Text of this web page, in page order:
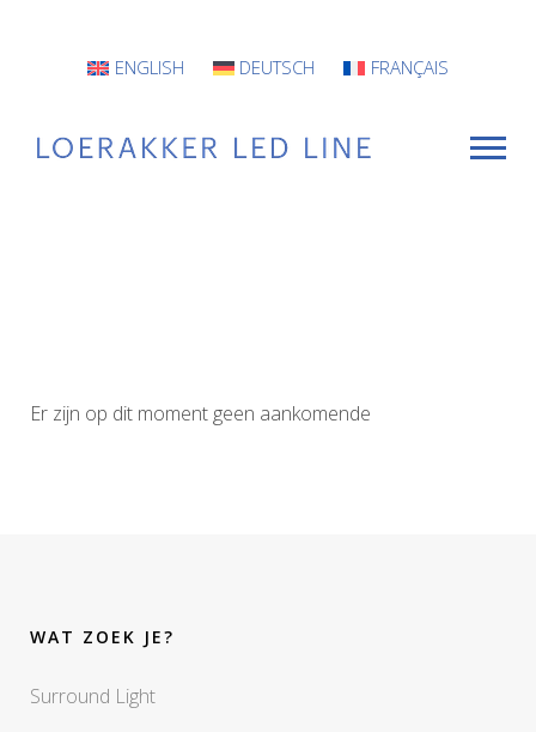
ENGLISH DEUTSCH FRANÇAIS
Er zijn op dit moment geen aankomende
WAT ZOEK JE?
Surround Light